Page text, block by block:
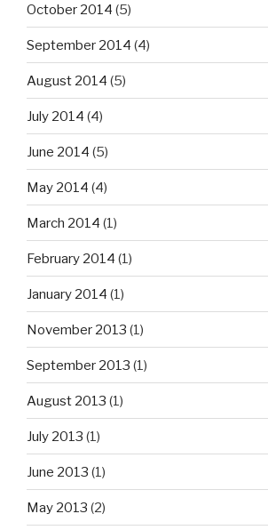
October 2014 (5)
September 2014 (4)
August 2014 (5)
July 2014 (4)
June 2014 (5)
May 2014 (4)
March 2014 (1)
February 2014 (1)
January 2014 (1)
November 2013 (1)
September 2013 (1)
August 2013 (1)
July 2013 (1)
June 2013 (1)
May 2013 (2)